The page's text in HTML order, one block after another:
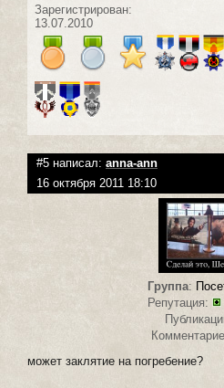
Зарегистрирован:
13.07.2010
#5 написал: anna-ann
16 октября 2011 18:10
Группа:
Репутация:
может заклятие на погребение?